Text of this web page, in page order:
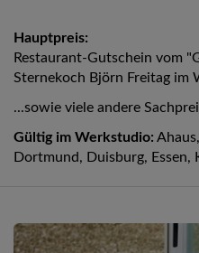
Hauptpreis:
Restaurant-Gutschein vom
Sternekoch Björn Freitag im
...sowie viele andere
Gültig im Werkstudio:
Dortmund, Duisburg, Essen,